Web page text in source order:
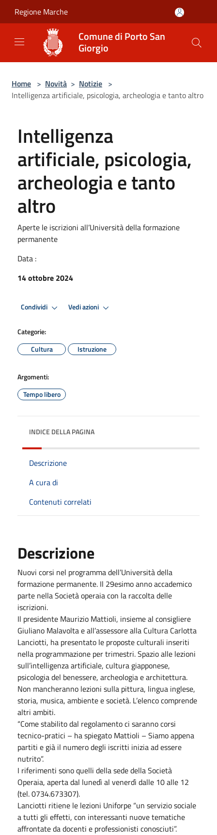
Regione Marche
Comune di Porto San
Giorgio
Home > Novità > Notizie >
Intelligenza artificiale, psicologia, archeologia e tanto altro
Intelligenza
artificiale, psicologia,
archeologia e tanto
altro
Aperte le iscrizioni all’Università della formazione
permanente
Data :
14 ottobre 2024
Condividi Vedi azioni
Categorie:
Cultura
Istruzione
Argomenti:
Tempo libero
INDICE DELLA PAGINA
Descrizione
A cura di
Contenuti correlati
Descrizione
Nuovi corsi nel programma dell’Università della
formazione permanente. Il 29esimo anno accademico
parte nella Società operaia con la raccolta delle
iscrizioni.
Il presidente Maurizio Mattioli, insieme al consigliere
Giuliano Malavolta e all’assessore alla Cultura Carlotta
Lanciotti, ha presentato le proposte culturali inseriti
nella programmazione per trimestri. Spazio alle lezioni
sull’intelligenza artificiale, cultura giapponese,
psicologia del benessere, archeologia e architettura.
Non mancheranno lezioni sulla pittura, lingua inglese,
storia, musica, ambiente e società. L’elenco comprende
altri ambiti.
“Come stabilito dal regolamento ci saranno corsi
tecnico-pratici – ha spiegato Mattioli – Siamo appena
partiti e già il numero degli iscritti inizia ad essere
nutrito”.
I riferimenti sono quelli della sede della Società
Operaia, aperta dal lunedì al venerdì dalle 10 alle 12
(tel. 0734.673307).
Lanciotti ritiene le lezioni Uniforpe “un servizio sociale
a tutti gli effetti, con interessanti nuove tematiche
affrontate da docenti e professionisti conosciuti”.